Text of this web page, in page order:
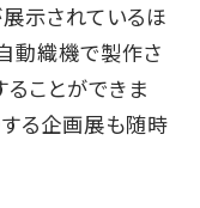
示されているほ
動織機で製作さ
ことができま
する企画展も随時